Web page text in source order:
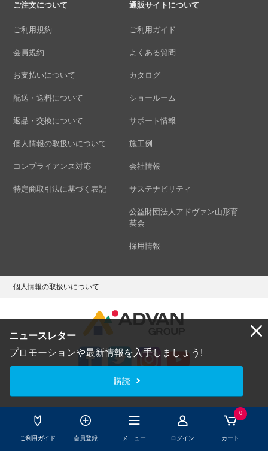
ご利用ガイド 会員登録 メニュー ログイン
0
カート
ニュースレター
プロモーションや最新情報を入手しましょう!
購読
ご注文について
ご利用規約
会員規約
お支払いについて
配送・送料について
返品・交換について
個人情報の取扱いについて
コンプライアンス対応
特定商取引法に基づく表記
通販サイトについて
ご利用ガイド
よくある質問
カタログ
ショールーム
サポート情報
施工例
会社情報
サステナビリティ
公益財団法人アドヴァン山形育
英会
採用情報
個人情報の取扱いについて